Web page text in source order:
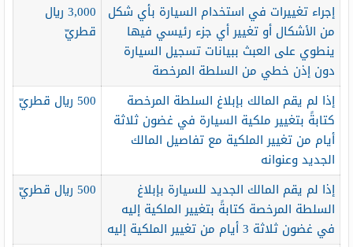
إجراء تغييرات في استخدام السيارة بأي شكل
من الأشكال أو تغيير أي جزء رئيسي فيها
ينطوي على العبث ببيانات تسجيل السيارة
دون إذن خطي من السلطة المرخصة
3,000 ريال
قطريّ
إذا لم يقم المالك بإبلاغ السلطة المرخصة
كتابةً بتغيير ملكية السيارة في غضون ثلاثة
أيام من تغيير الملكية مع تفاصيل المالك
الجديد وعنوانه
500 ريال قطريّ
إذا لم يقم المالك الجديد للسيارة بإبلاغ
السلطة المرخصة كتابةً بتغيير الملكية إليه
في غضون ثلاثة 3 أيام من تغيير الملكية إليه
500 ريال قطريّ